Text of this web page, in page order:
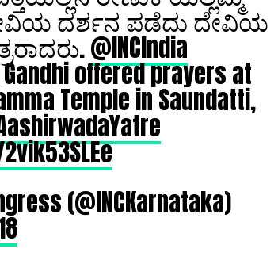
ದರ್ಶನ ಪಡೆದು ದೇವಿಯ
@INCIndia
offered prayers at
Temple in Saundatti,
(@INCKarnataka)